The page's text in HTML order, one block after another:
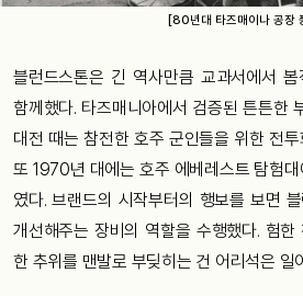
[80년대 타즈매이나 공장
블런드스톤은 긴 역사만큼 교과서에서
함께했다. 타즈매니아에서 검증된 튼튼한
대전 때는 참전한 호주 군인들을 위한 전
또 1970년 대에는 호주 에베레스트 탐험
였다. 브랜드의 시작부터의 행보를 보면
개선해주는 장비의 역할을 수행했다. 험
한 추위를 맨발로 부딪히는 건 어리석은 일